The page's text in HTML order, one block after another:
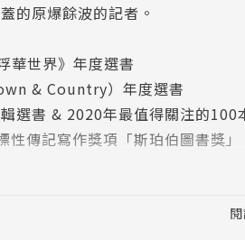
的原爆餘波的記者。
華世界》年度選書
& Country）年度選書
選書 & 2020年最值得關注的100
傳記寫作獎項「斯珀伯圖書獎
」 ──約翰．赫西 John Hersey